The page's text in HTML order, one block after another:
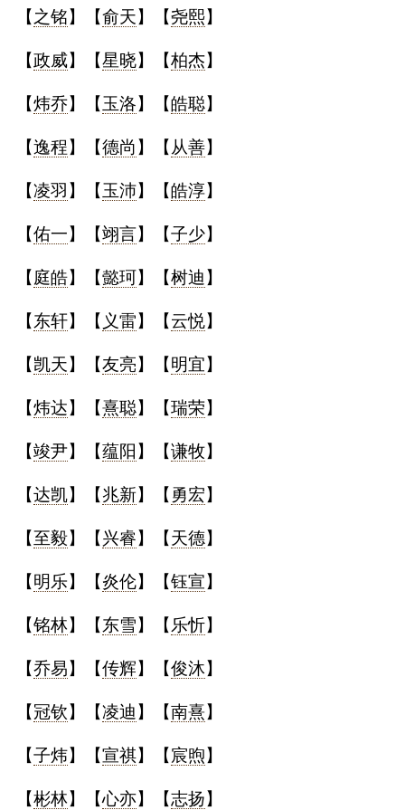
【 之铭】【俞天】【尧熙】
【政威】【星晓】【柏杰】
【炜乔】【玉洛】【皓聪】
【逸程】【德尚 】【 从善】
【凌羽 】【玉沛】【皓淳】
【佑一】【翊言】【子少】
【 庭皓】【懿珂】【树迪 】
【东轩】【 义雷】【云悦】
【凯天】【友亮】【明宜】
【炜达】【熹聪】【瑞荣】
【竣尹】【蕴阳 】【谦牧】
【达凯】【兆新】【 勇宏】
【至毅】【兴睿】【天德】
【明乐】【炎伦】【钰宣】
【铭林】【东雪】【 乐忻】
【乔易】【传辉】【俊沐】
【冠钦】【凌迪 】【南熹】
【子炜】【宣祺】【宸煦】
【彬林】【心亦】【志扬】